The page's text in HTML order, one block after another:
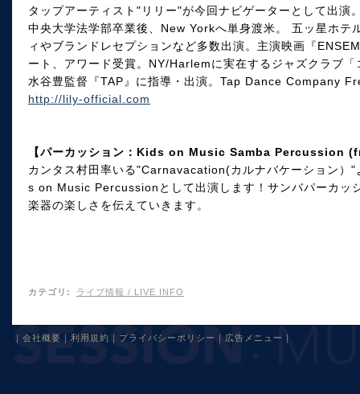
タップアーティスト"リリー"が今回ナビゲーターとして出演
中央大学法学部卒業後、New Yorkへ単身渡米。 五ッ星ホテ
ィやブランドレセプションなど多数出演。主演映画『
ート、アワード受賞。NY/Harlemに実在するジャズクラブ
水谷豊監督『TAP』に指導・出演。Tap Dance Company
http://lily-official.com
【パーカッション：Kids on Music Samba Percussion
カンタス村田率いる"Carnavacation(カルナバケーション）
s on Music Percussionとして出演します！サンバパーカッ
楽器の楽しさを伝えていきます。
カテゴリ : ライブ情報 / LIVE INFO
会社概要 利用規約 プライバシーポリシー 広告メニュー